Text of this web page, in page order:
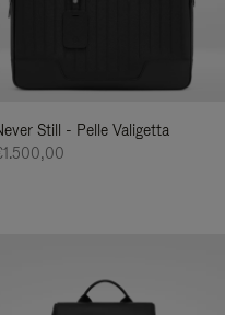
Still - Pelle Valigetta